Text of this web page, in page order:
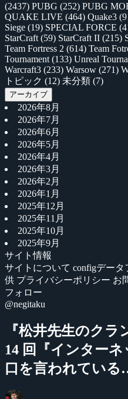
(2437) PUBG (252) PUBG
QUAKE LIVE (464) Quake3
Siege (19) SPECIAL FORCE
StarCraft (59) StarCraft II (215)
Team Fortress 2 (614) Team
Tournament (133) Unreal
Warcraft3 (233) Warsow (271)
トピック (12) 未分類 (7)
アーカイブ
2026年8月
2026年7月
2026年6月
2026年5月
2026年4月
2026年3月
2026年2月
2026年1月
2025年12月
2025年11月
2025年10月
2025年9月
サイト情報
サイトについて configデータ
供 プライバシーポリシー お
フォロー
@negitaku
『松井先生のク
14 回『インター
口を言われてい